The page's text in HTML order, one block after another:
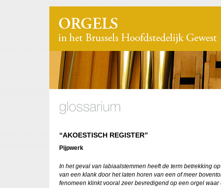
“AKOESTISCH REGISTER”
Pijpwerk
In het geval van labiaalstemmen heeft de term betrekking
van een klank door het laten horen van een of meer
fenomeen klinkt vooral zeer bevredigend op een orgel waar